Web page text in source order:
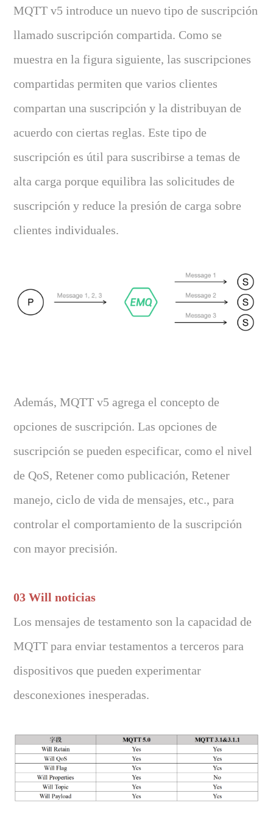
MQTT v5 introduce un nuevo tipo de suscripción
llamado suscripción compartida. Como se
muestra en la figura siguiente, las suscripciones
compartidas permiten que varios clientes
compartan una suscripción y la distribuyan de
acuerdo con ciertas reglas. Este tipo de
suscripción es útil para suscribirse a temas de
alta carga porque equilibra las solicitudes de
suscripción y reduce la presión de carga sobre
clientes individuales.
Además, MQTT v5 agrega el concepto de
opciones de suscripción. Las opciones de
suscripción se pueden especificar, como el nivel
de QoS, Retener como publicación, Retener
manejo, ciclo de vida de mensajes, etc., para
controlar el comportamiento de la suscripción
con mayor precisión.
03 Will noticias
Los mensajes de testamento son la capacidad de
MQTT para enviar testamentos a terceros para
dispositivos que pueden experimentar
desconexiones inesperadas.